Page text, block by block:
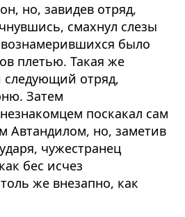
но, завидев отряд,
смахнул слезы
вознамерившихся было
плетью. Такая же
следующий отряд,
Затем
поскакал сам
Автандилом, но, заметив
чужестранец
бес исчез
же внезапно, как